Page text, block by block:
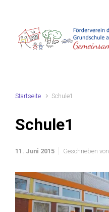
Startseite Schule1
Schule1
11. Juni 2015 Geschrieben von